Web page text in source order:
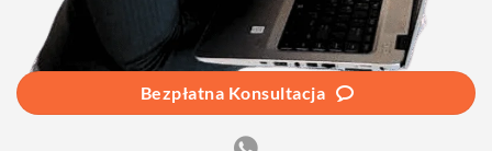
Bezpłatna Konsultacja